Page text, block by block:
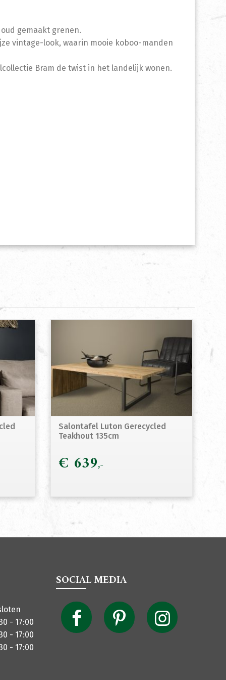
gemaakt grenen.
vintage-look, waarin mooie koboo-manden
Bram de twist in het landelijk wonen.
Salontafel Luton Gerecycled
Teakhout 135cm
€ 639
- 17:00
- 17:00
- 17:00
SOCIAL MEDIA